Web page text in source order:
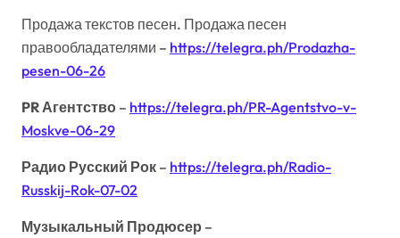
Продажа текстов песен. Продажа песен
правообладателями – https://telegra.ph/Prodazha-
pesen-06-26
PR Агентство – https://telegra.ph/PR-Agentstvo-v-
Moskve-06-29
Радио Русский Рок – https://telegra.ph/Radio-
Russkij-Rok-07-02
Музыкальный Продюсер –